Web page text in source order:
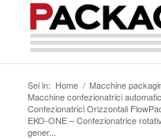
Sei in: Home / Macchine
Macchine confezionatrici
Confezionatrici Orizzontali
EKO-ONE – Confezionatrice
gener...